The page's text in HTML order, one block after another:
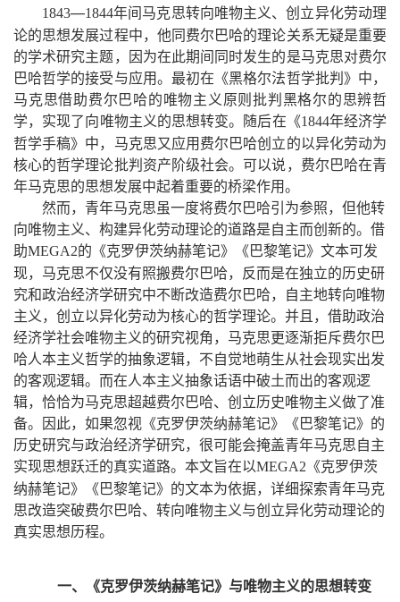
1843—1844年间马克思转向唯物主义、创立异化劳动理
论的思想发展过程中， 他同费尔巴哈的理论关系无疑是重要
的学术研究主题， 因为在此期间同时发生的是马克思对费尔
巴哈哲学的接受与应用。 最初在《黑格尔法哲学批判》中，
马克思借助费尔巴哈的唯物主义原则批判黑格尔的思辨哲
学， 实现了向唯物主义的思想转变。 随后在《1844年经济学
哲学手稿》中， 马克思又应用费尔巴哈创立的以异化劳动为
核心的哲学理论批判资产阶级社会。 可以说， 费尔巴哈在青
年马克思的思想发展中起着重要的桥梁作用。
然而， 青年马克思虽一度将费尔巴哈引为参照， 但他转
向唯物主义、构建异化劳动理论的道路是自主而创新的。 借
助MEGA2的《克罗伊茨纳赫笔记》《巴黎笔记》文本可发
现， 马克思不仅没有照搬费尔巴哈， 反而是在独立的历史研
究和政治经济学研究中不断改造费尔巴哈， 自主地转向唯物
主义， 创立以异化劳动为核心的哲学理论。 并且 ， 借助政治
经济学社会唯物主义的研究视角， 马克思更逐渐拒斥费尔巴
哈人本主义哲学的抽象逻辑， 不自觉地萌生从社会现实出发
的客观逻辑。 而在人本主义抽象话语中破土而出的客观逻
辑， 恰恰为马克思超越费尔巴哈、创立历史唯物主义做了准
备。 因此， 如果忽视《克罗伊茨纳赫笔记》《巴黎笔记》的
历史研究与政治经济学研究， 很可能会掩盖青年马克思自主
实现思想跃迁的真实道路。 本文旨在以MEGA2 《克罗伊茨
纳赫笔记》《巴黎笔记》的文本为依据， 详细探索青年马克
思改造突破费尔巴哈、转向唯物主义与创立异化劳动理论的
真实思想历程。
一、《克罗伊茨纳赫笔记》与唯物主义的思想转变